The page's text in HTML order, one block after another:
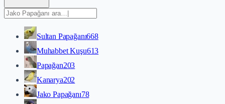
Sultan Papağanı668
Muhabbet Kuşu613
Papağan203
Kanarya202
Jako Papağanı78